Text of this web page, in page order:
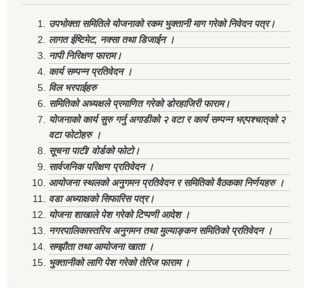
उपभोक्ता समितिले योजनाको रकम भुक्तानी माग गरेको निवेदन पत्र।
लागत ईष्टिमेट, नक्सा तथा डिजाईन ।
नापी निरिक्षण फाराम।
कार्य सम्पन्न प्रतिवेदन ।
विल भरपाईहरु
समितिको अध्यक्षले प्रमाणित गरेको डोरहाजिरी फाराम।
योजनाको कार्य सुरु गर्नु अगाडीको २ वटा र कार्य सम्पन्न भएपश्चात्‌को २
वटा फोटोहरु ।
सूचना पाटी/ वोर्डको फोटो।
सार्वजनिक परिक्षण प्रतिवेदन ।
आयोजना स्थलको अनुगमन प्रतिवेदन र समितिको वैठकका निर्णयहरु ।
वडा अध्याक्षको सिफारिस पत्र।
योजना शाखाले पेश गरेको टिप्पणी आदेश ।
नगरपालिकास्तरिय अनुगमन तथा मुल्याङ्कन समितिको प्रतिवेदन ।
सम्झौता तथा आयोजना खाता ।
भुक्तानीको लागि पेश गरेको तेरिज फाराम ।